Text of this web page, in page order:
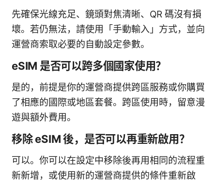
先確保光線充足、鏡頭對焦清晰、QR 碼沒有損
壞。若仍無法，請使用「手動輸入」方式，並向
運營商索取必要的自動設定參數。
eSIM 是否可以跨多個國家使用？
是的，前提是你的運營商提供跨區服務或你購買
了相應的國際或地區套餐。跨區使用時，留意漫
遊與額外費用。
移除 eSIM 後，是否可以再重新啟用？
可以。你可以在設定中移除後再用相同的流程重
新新增，或使用新的運營商提供的條件重新啟